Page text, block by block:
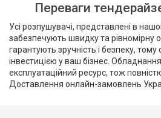
Переваги
Усі розпушувачі, представлені в
забезпечують швидку та рівномірну
гарантують зручність і безпеку,
інвестицією у ваш бізнес.
експлуатаційний ресурс, тож
Доставлення онлайн-замовлень